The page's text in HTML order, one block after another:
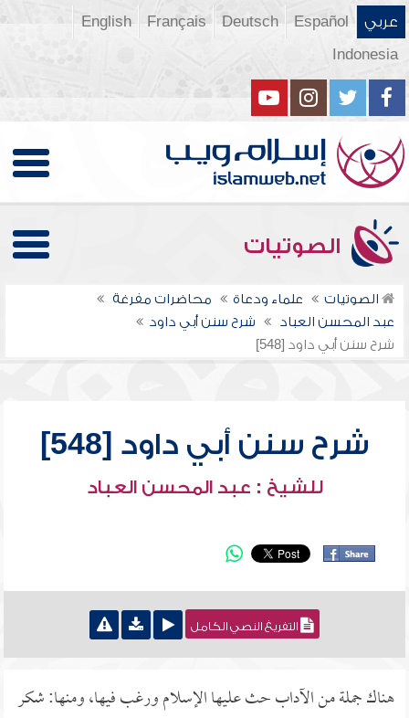
عربي Español
Deutsch
Français
English
Indonesia
الصوتيات
الصوتيات علماء ودعاة
محاضرات مفرغة
عبد المحسن العباد
شرح سنن أبي داود
شرح سنن أبي داود [548]
شرح سنن أبي داود [548]
للشيخ : عبد المحسن العباد
التفريغ النصي الكامل
هناك جملة من الآداب حث عليها الإسلام ورغب فيها، ومنها: شكر